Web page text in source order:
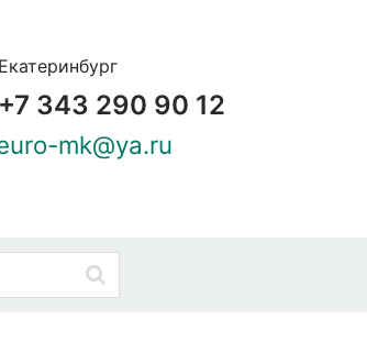
+7 343 290 90 12
mk@ya.ru